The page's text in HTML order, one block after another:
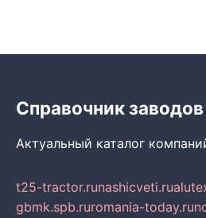
Справочник
Актуальный каталог
t25-tractor.runashicveti.ru
gbmk.spb.ruromania-today.ru